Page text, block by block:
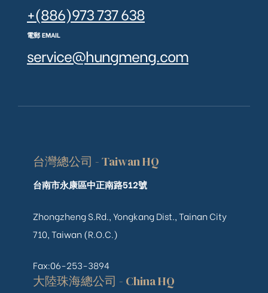
+(886)973 737 638
電郵 EMAIL
service@hungmeng.com
台灣總公司 - Taiwan HQ
台南市永康區中正南路512號
Zhongzheng S.Rd., Yongkang Dist., Tainan City
710, Taiwan (R.O.C.)
Fax:06-253-3894
大陸珠海總公司 - China HQ